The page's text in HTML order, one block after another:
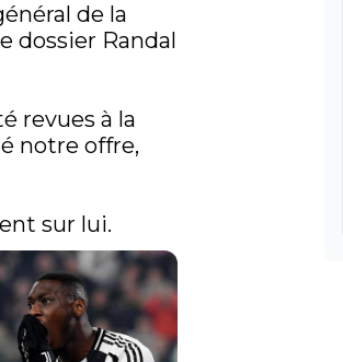
de la
dossier Randal
revues à la
notre offre,
sur lui.